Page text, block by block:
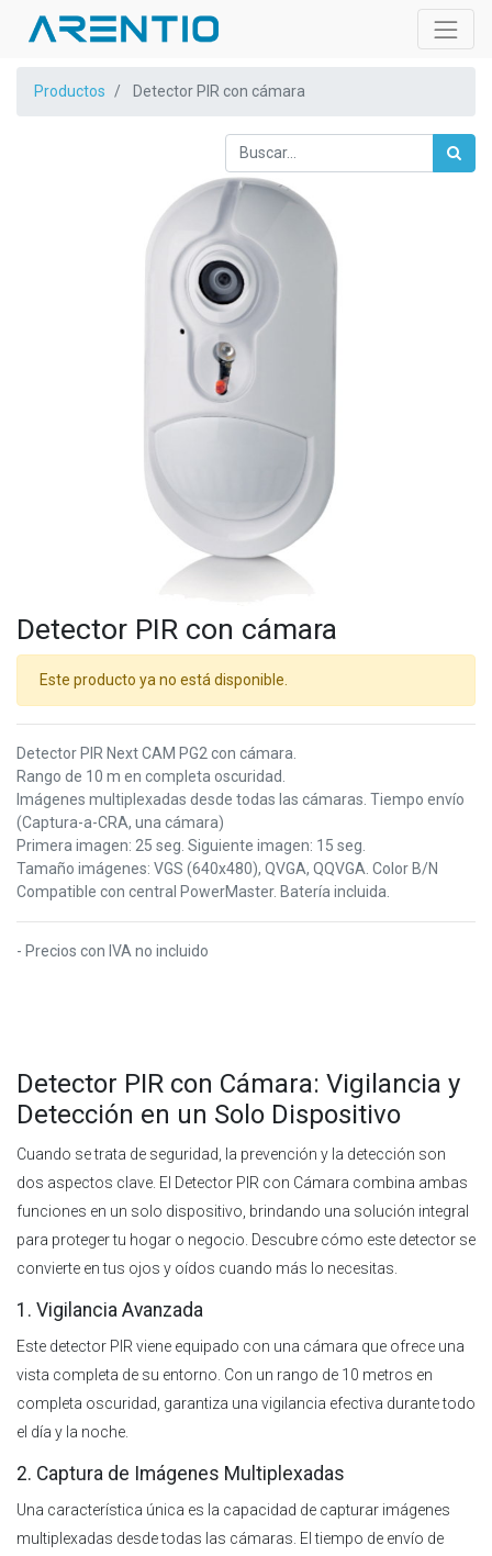
Productos Detector PIR con cámara
Detector PIR con cámara
Este producto ya no está disponible.
Detector PIR Next CAM PG2 con cámara.
Rango de 10 m en completa oscuridad.
Imágenes multiplexadas desde todas las cámaras. Tiempo envío
(Captura-a-CRA, una cámara)
Primera imagen: 25 seg. Siguiente imagen: 15 seg.
Tamaño imágenes: VGS (640x480), QVGA, QQVGA. Color B/N
Compatible con central PowerMaster. Batería incluida.
- Precios con IVA no incluido
Detector PIR con Cámara: Vigilancia y
Detección en un Solo Dispositivo
Cuando se trata de seguridad, la prevención y la detección son
dos aspectos clave. El Detector PIR con Cámara combina ambas
funciones en un solo dispositivo, brindando una solución integral
para proteger tu hogar o negocio. Descubre cómo este detector se
convierte en tus ojos y oídos cuando más lo necesitas.
1. Vigilancia Avanzada
Este detector PIR viene equipado con una cámara que ofrece una
vista completa de su entorno. Con un rango de 10 metros en
completa oscuridad, garantiza una vigilancia efectiva durante todo
el día y la noche.
2. Captura de Imágenes Multiplexadas
Una característica única es la capacidad de capturar imágenes
multiplexadas desde todas las cámaras. El tiempo de envío de